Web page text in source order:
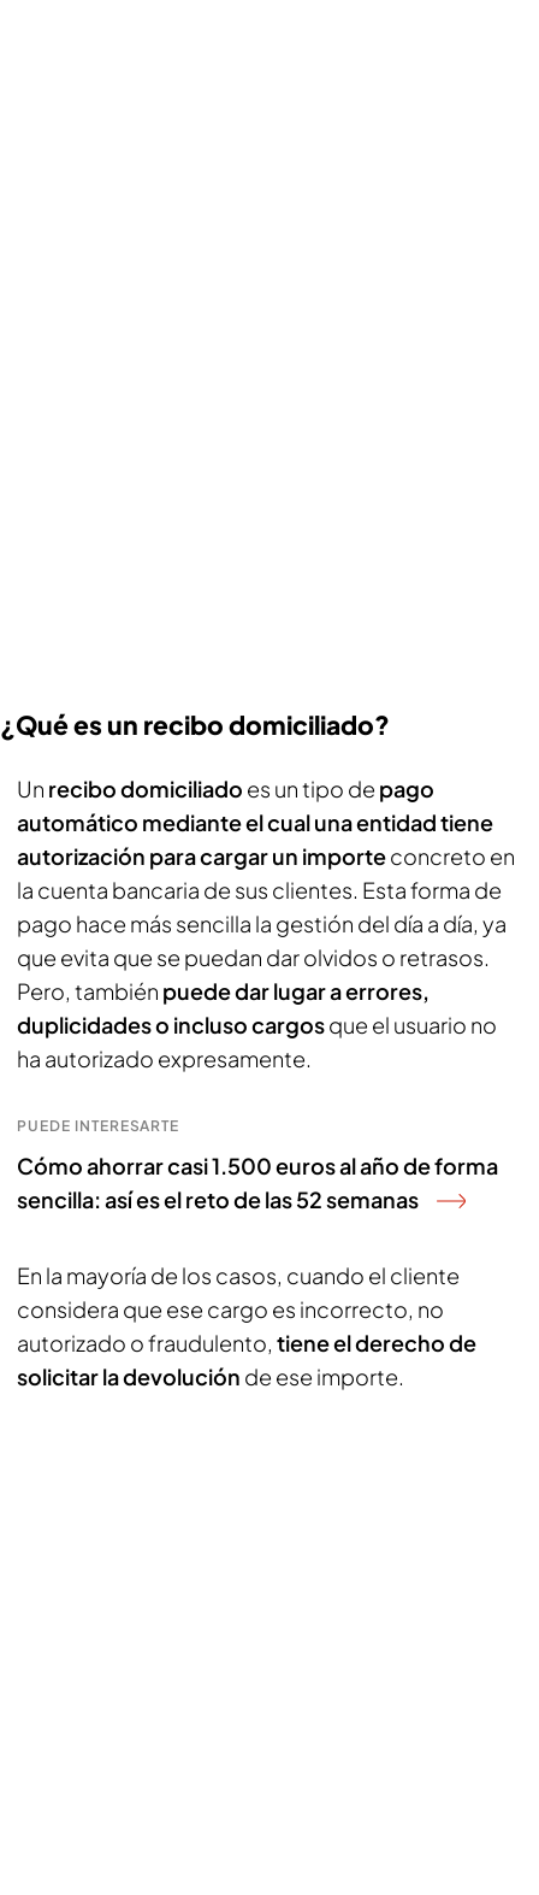
¿Qué es un recibo domiciliado?
Un recibo domiciliado es un tipo de pago
automático mediante el cual una entidad tiene
autorización para cargar un importeconcreto en
la cuenta bancaria de sus clientes. Esta forma de
pago hace más sencilla la gestión del día a día, ya
que evita que se puedan dar olvidos o retrasos.
Pero, también puede dar lugar a errores,
duplicidades o incluso cargosque el usuario no
ha autorizado expresamente.
PUEDE INTERESARTE
Cómo ahorrar casi 1.500 euros al año de forma
sencilla: así es el reto de las 52 semanas
En la mayoría de los casos, cuando el cliente
considera que ese cargo es incorrecto, no
autorizado o fraudulento, tiene el derecho de
solicitar la devolución de ese importe.